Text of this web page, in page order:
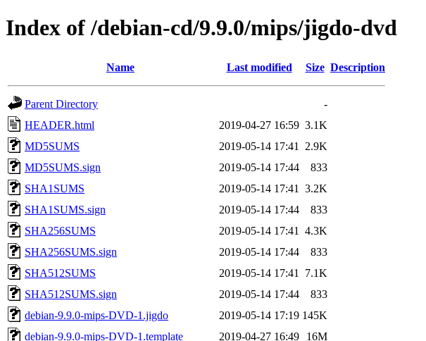
Index of /debian-cd/9.9.0/mips/jigdo-dvd
Name Last modified Size Description
Parent Directory
-
HEADER.html
2019-04-27 16:59 3.1K
MD5SUMS
2019-05-14 17:41
2.9K
MD5SUMS.sign
2019-05-14 17:44
833
SHA1SUMS
2019-05-14 17:41
3.2K
SHA1SUMS.sign
2019-05-14 17:44
833
SHA256SUMS
2019-05-14 17:41
4.3K
SHA256SUMS.sign
2019-05-14 17:44
833
SHA512SUMS
2019-05-14 17:41
7.1K
SHA512SUMS.sign
2019-05-14 17:44
833
debian-9.9.0-mips-DVD-1.jigdo
2019-05-14 17:19 145K
debian-9.9.0-mips-DVD-1.template
2019-04-27 16:49
16M